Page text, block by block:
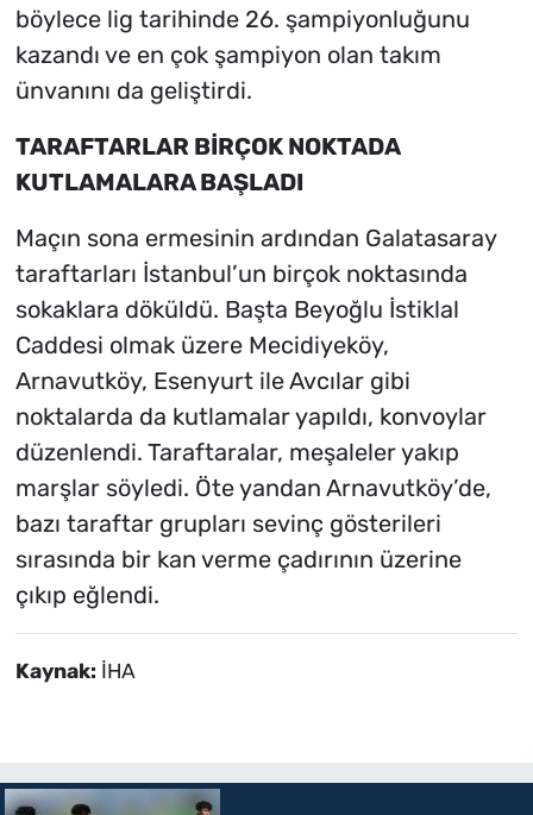
böylece lig tarihinde 26. şampiyonluğunu
kazandı ve en çok şampiyon olan takım
ünvanını da geliştirdi.
TARAFTARLAR BİRÇOK NOKTADA
KUTLAMALARA BAŞLADI
Maçın sona ermesinin ardından Galatasaray
taraftarları İstanbul’un birçok noktasında
sokaklara döküldü. Başta Beyoğlu İstiklal
Caddesi olmak üzere Mecidiyeköy,
Arnavutköy, Esenyurt ile Avcılar gibi
noktalarda da kutlamalar yapıldı, konvoylar
düzenlendi. Taraftaralar, meşaleler yakıp
marşlar söyledi. Öte yandan Arnavutköy’de,
bazı taraftar grupları sevinç gösterileri
sırasında bir kan verme çadırının üzerine
çıkıp eğlendi.
Kaynak: İHA